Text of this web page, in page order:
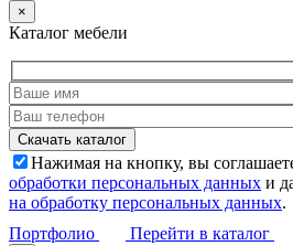
×
Каталог мебели
Нажимая на кнопку, вы
обработки персональных данных и
на обработку персональных данных.
Портфолио
Перейти в каталог